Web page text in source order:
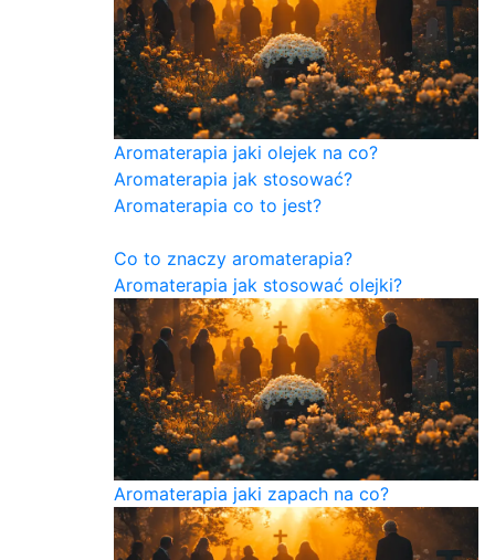
Aromaterapia jaki olejek na co?
Aromaterapia jak stosować?
Aromaterapia co to jest?
Co to znaczy aromaterapia?
Aromaterapia jak stosować olejki?
Aromaterapia jaki zapach na co?